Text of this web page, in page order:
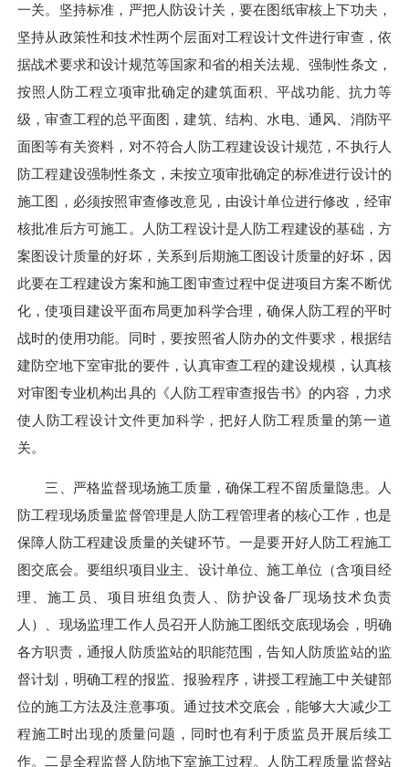
一关。坚持标准，严把人防设计关，要在图纸审核上下功夫，
坚持从政策性和技术性两个层面对工程设计文件进行审查，依
据战术要求和设计规范等国家和省的相关法规、强制性条文，
按照人防工程立项审批确定的建筑面积、平战功能、抗力等
级，审查工程的总平面图，建筑、结构、水电、通风、消防平
面图等有关资料，对不符合人防工程建设设计规范，不执行人
防工程建设强制性条文，未按立项审批确定的标准进行设计的
施工图，必须按照审查修改意见，由设计单位进行修改，经审
核批准后方可施工。人防工程设计是人防工程建设的基础，方
案图设计质量的好坏，关系到后期施工图设计质量的好坏，因
此要在工程建设方案和施工图审查过程中促进项目方案不断优
化，使项目建设平面布局更加科学合理，确保人防工程的平时
战时的使用功能。同时，要按照省人防办的文件要求，根据结
建防空地下室审批的要件，认真审查工程的建设规模，认真核
对审图专业机构出具的《人防工程审查报告书》的内容，力求
使人防工程设计文件更加科学，把好人防工程质量的第一道
关。
三、严格监督现场施工质量，确保工程不留质量隐患。人
防工程现场质量监督管理是人防工程管理者的核心工作，也是
保障人防工程建设质量的关键环节。一是要开好人防工程施工
图交底会。要组织项目业主、设计单位、施工单位（含项目经
理、施工员、项目班组负责人、防护设备厂现场技术负责
人）、现场监理工作人员召开人防施工图纸交底现场会，明确
各方职责，通报人防质监站的职能范围，告知人防质监站的监
督计划，明确工程的报监、报验程序，讲授工程施工中关键部
位的施工方法及注意事项。通过技术交底会，能够大大减少工
程施工时出现的质量问题，同时也有利于质监员开展后续工
作。二是全程监督人防地下室施工过程。人防工程质量监督站